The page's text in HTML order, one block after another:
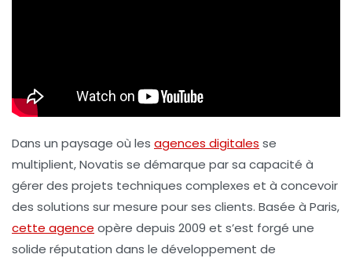
Dans un paysage où les agences digitales se
multiplient, Novatis se démarque par sa capacité à
gérer des projets techniques complexes et à concevoir
des solutions sur mesure pour ses clients. Basée à Paris,
cette agence opère depuis 2009 et s’est forgé une
solide réputation dans le développement de